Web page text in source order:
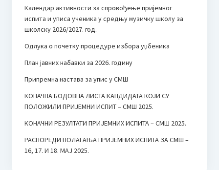
Календар активности за спровођење пријемног
испита и уписа ученика у средњу музичку школу за
школску 2026/2027. год.
Одлука о почетку процедуре избора уџбеника
План јавних набавки за 2026. годину
Припремна настава за упис у СМШ
КОНАЧНА БОДОВНА ЛИСТА КАНДИДАТА КОЈИ СУ
ПОЛОЖИЛИ ПРИЈЕМНИ ИСПИТ – СМШ 2025.
КОНАЧНИ РЕЗУЛТАТИ ПРИЈЕМНИХ ИСПИТА – СМШ 2025.
РАСПОРЕДИ ПОЛАГАЊА ПРИЈЕМНИХ ИСПИТА ЗА СМШ –
16, 17. И 18. МАЈ 2025.